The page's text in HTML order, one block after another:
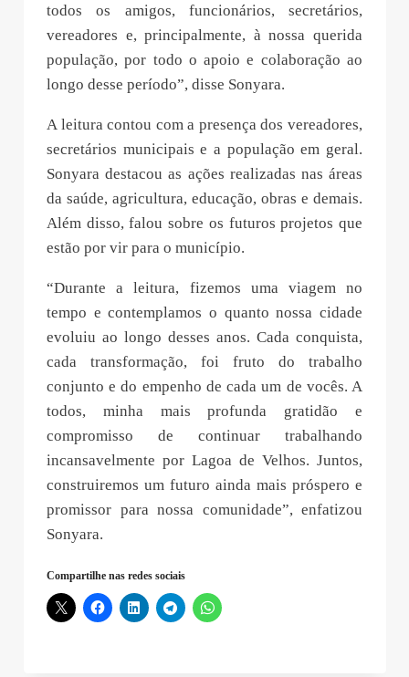
todos os amigos, funcionários, secretários,
vereadores e, principalmente, à nossa querida
população, por todo o apoio e colaboração ao
longo desse período”, disse Sonyara.
A leitura contou com a presença dos vereadores,
secretários municipais e a população em geral.
Sonyara destacou as ações realizadas nas áreas
da saúde, agricultura, educação, obras e demais.
Além disso, falou sobre os futuros projetos que
estão por vir para o município.
“Durante a leitura, fizemos uma viagem no
tempo e contemplamos o quanto nossa cidade
evoluiu ao longo desses anos. Cada conquista,
cada transformação, foi fruto do trabalho
conjunto e do empenho de cada um de vocês. A
todos, minha mais profunda gratidão e
compromisso de continuar trabalhando
incansavelmente por Lagoa de Velhos. Juntos,
construiremos um futuro ainda mais próspero e
promissor para nossa comunidade”, enfatizou
Sonyara.
Compartilhe nas redes sociais